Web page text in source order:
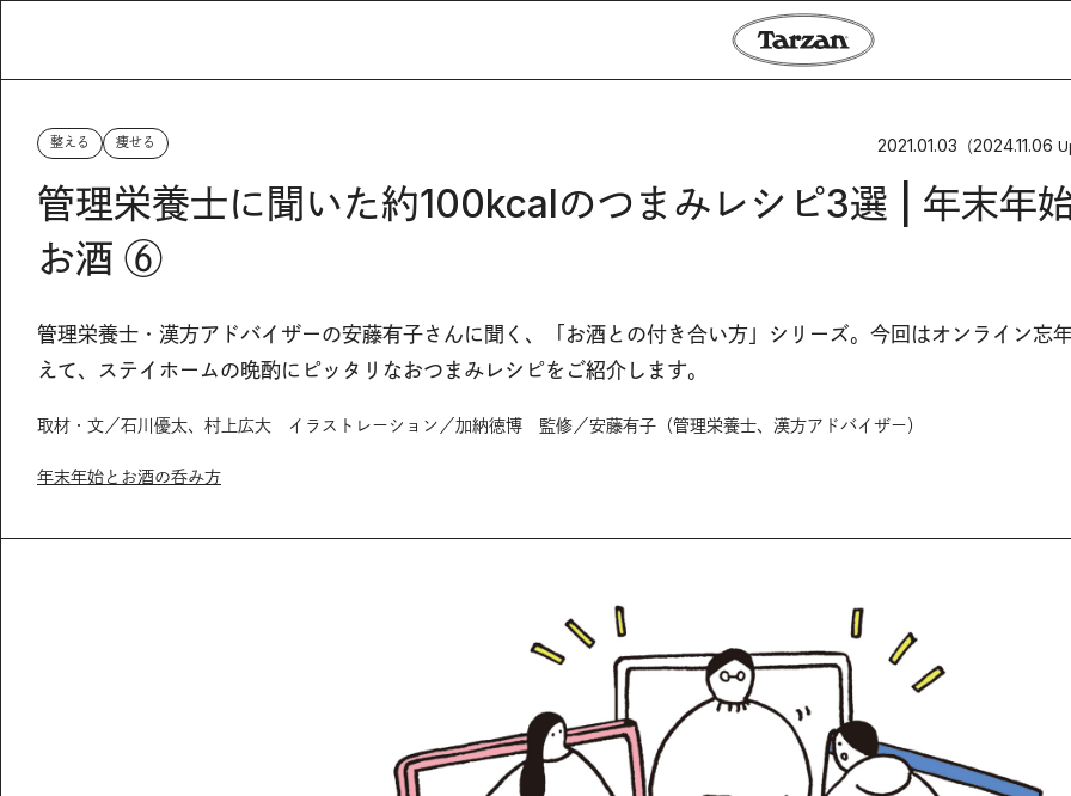
整える 痩せる 2021.01.03 （2024.11.06
管理栄養士に聞いた約100kcalのつまみレシピ3選 | 年末年
お酒 ⑥
管理栄養士・漢方アドバイザーの安藤有子さんに聞く、「お酒との付き合い方」シリーズ。今回はオンライン忘
えて、ステイホームの晩酌にピッタリなおつまみレシピをご紹介します。
取材・文／石川優太、村上広大 イラストレーション／加納徳博 監修／安藤有子（管理栄養士、漢方アドバイザー）
年末年始とお酒の呑み方